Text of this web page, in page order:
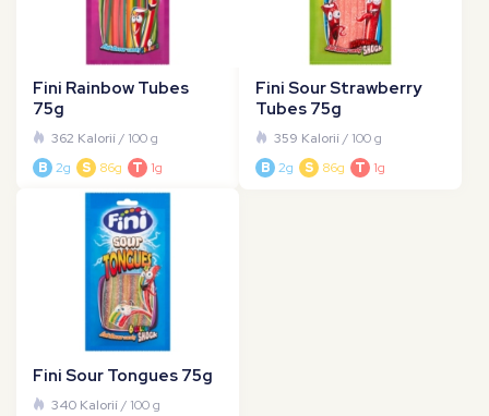
Fini Rainbow Tubes
75g
362 Kalorií/ 100 g
B 2g S 86g T 1g
Fini Sour Strawberry
Tubes 75g
359 Kalorií/ 100 g
B 2g S 86g T 1g
Fini Sour Tongues 75g
340 Kalorií/ 100 g